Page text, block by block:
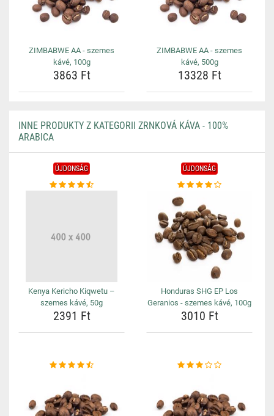
ZIMBABWE AA - szemes
kávé, 100g
3863 Ft
ZIMBABWE AA - szemes
kávé, 500g
13328 Ft
INNE PRODUKTY Z KATEGORII ZRNKOVÁ KÁVA - 100%
ARABICA
ÚJDONSÁG
Kenya Kericho Kiqwetu –
szemes kávé, 50g
2391 Ft
ÚJDONSÁG
Honduras SHG EP Los
Geranios - szemes kávé, 100g
3010 Ft